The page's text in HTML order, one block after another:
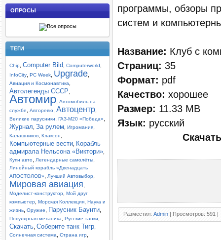
ОПРОСЫ
ТЕГИ
Chip Computer Bild Computerworld
InfoCity PC Week Upgrade
Авиация и Космонавтика
Автолегенды СССР
Автомир Автомобиль на
службе
Авторевю Автоцентр
Великие парусники ГАЗ-М20 «Победа»
Журнал За рулем Игромания
Калашников Клаксон
Компьютерные вести Корабль
адмирала Нельсона «Виктори»
Купи авто Легендарные самолёты
Линейный корабль «Двенадцать
АПОСТОЛОВ»
Лучший Автовыбор
Мировая авиация
Моделист-конструктор Мой друг
компьютер Морская Коллекция Наука и
жизнь Оружие Парусник Баунти
Популярная механика Русские танки
Скачать Соберите танк Тигр
Солнечная система Страна игр
программы, обзоры
систем и
Название: Клуб с
Страниц: 35
Формат: pdf
Качество: хорошее
Размер: 11.33 MB
Язык: русский
Разместил: Admin | Просмотров: 591 |